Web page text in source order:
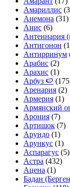
Амариллис
Анемона (31)
Анис (6)
Антеннария
Антигонон
Антирринум
Арабис (2)
Арахис (1)
Арбуз 🍉
Аренария (2)
Армерия (1)
Армянский
Арония (7)
Артишок (7)
Арундо (1)
Арункус (1)
Аспарагус (5)
Астра (432)
Ацена (1)
Бадан